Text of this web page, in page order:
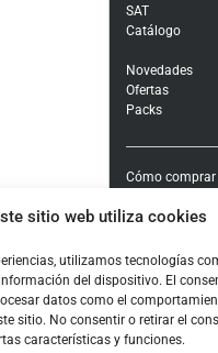
sitio web utiliza cookies
utilizamos tecnologías
del dispositivo. El
datos como el
sitio. No consentir o retirar el
características y funciones.
SAT
Catálogo
Novedades
Ofertas
Packs
Cómo comprar
Garantía,
Condiciones
Aviso legal
Política de
Cookies